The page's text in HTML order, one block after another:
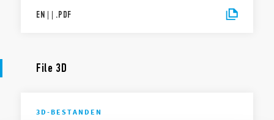
EN | | .PDF
File 3D
3D-BESTANDEN